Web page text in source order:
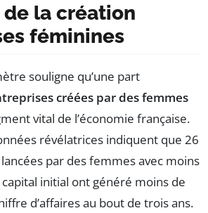
la création
féminines
souligne qu’une part
créées par des femmes
vital de l’économie française.
révélatrices indiquent que 26
par des femmes avec moins
initial ont généré moins de
d’affaires au bout de trois ans.